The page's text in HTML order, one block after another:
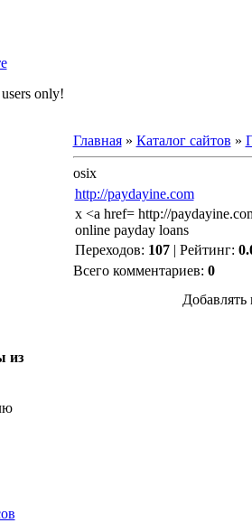
only!
из
Главная» Каталог сайтов »
osix
http://paydayine.com
x <a href= http://
online payday loans
Переходов: 107| Рейтинг:
Всего комментариев: 0
Добавлять